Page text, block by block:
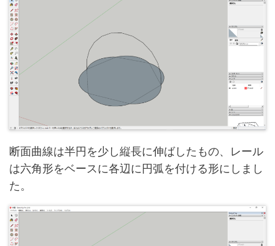
断面曲線は半円を少し縦長に伸ばしたもの、レール
は六角形をベースに各辺に円弧を付ける形にしまし
た。